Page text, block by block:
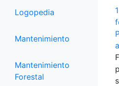
Logopedia
Mantenimiento
Mantenimiento
Forestal